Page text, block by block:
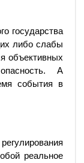
государства
либо слабы
объективных
А
события в
реальное